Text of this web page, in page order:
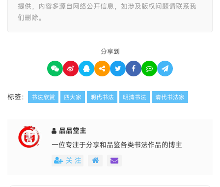
提供，内容多源自网络公开信息，如涉及版权问题请联系我
们删除。
分享到
标签： 书法欣赏 四大家 明代书法 明清书法 清代书法家
品品堂主
一位专注于分享和品鉴各类书法作品的博主
关 注